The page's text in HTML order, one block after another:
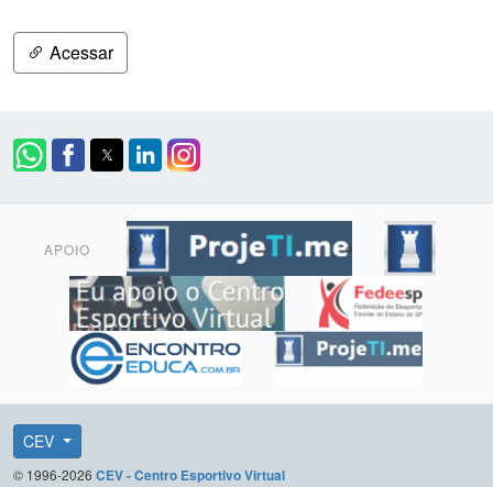
Acessar
APOIO
CEV
© 1996-2026 CEV - Centro Esportivo Virtual